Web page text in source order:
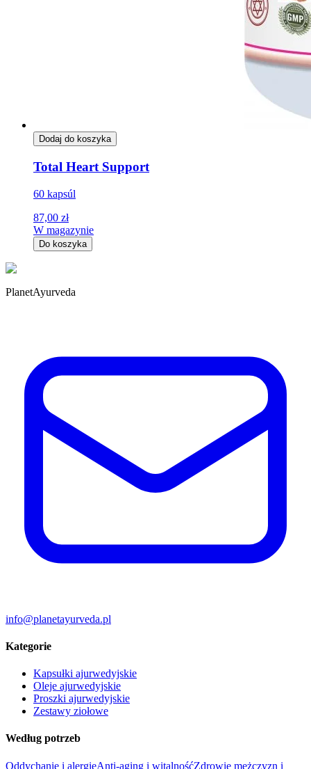
Dodaj do koszyka
Total Heart Support
60 kapsúl
87,00 zł
W magazynie
Do koszyka
PlanetAyurveda
info@planetayurveda.pl
Kategorie
Kapsułki ajurwedyjskie
Oleje ajurwedyjskie
Proszki ajurwedyjskie
Zestawy ziołowe
Według potrzeb
Oddychanie i alergieAnti-aging i witalnośćZdrowie mężczyzn i